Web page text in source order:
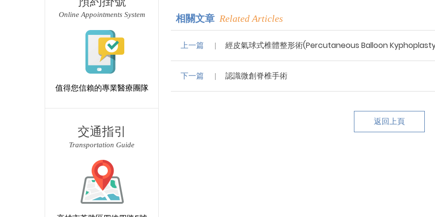
Online Appointments System
值得您信賴的專業醫療團隊
交通指引
Transportation Guide
相關文章 Related Articles
上一篇 經皮氣球式椎體整形術(Percutaneous Balloon
下一篇 認識微創脊椎手術
返回上頁